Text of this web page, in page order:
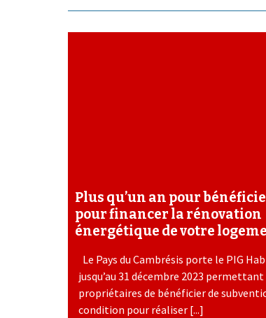
Plus qu’un an pour
pour financer la rénovation
énergétique de votre
Le Pays du Cambrésis porte le PIG
jusqu’au 31 décembre 2023 permettant
propriétaires de bénéficier de
condition pour réaliser [...]